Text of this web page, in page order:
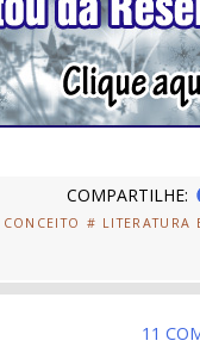
COMPARTILHE:
# LITERATURA
11